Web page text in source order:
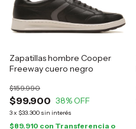
Zapatillas hombre Cooper
Freeway cuero negro
$99.900
$159.990
38% OFF
3x $33.300 sin interés
$89.910 con Transferencia o